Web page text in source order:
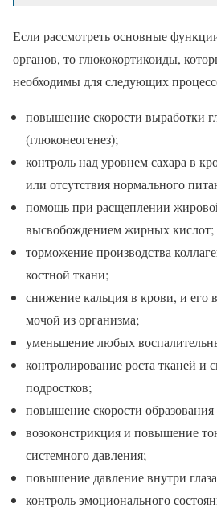
Если рассмотреть основные
органов, то глюкокортикоиды,
необходимы для следующих
повышение скорости выработки
(глюконеогенез);
контроль над уровнем сахара в
или отсутствия нормального
помощь при расщеплении
высвобождением жирных кислот;
торможение производства
костной ткани;
снижение кальция в крови, и его
мочой из организма;
уменьшение любых
контролирование роста тканей и
подростков;
повышение скорости
возоконстрикция и повышение
системного давления;
повышение давление внутри
контроль эмоционального